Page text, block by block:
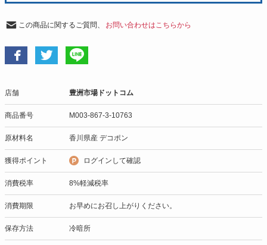
この商品に関するご質問、 お問い合わせはこちらから
店舗 豊洲市場ドットコム
商品番号 M003-867-3-10763
原材料名 香川県産 デコポン
獲得ポイント ログインして確認
消費税率 8%軽減税率
消費期限 お早めにお召し上がりください。
保存方法 冷暗所